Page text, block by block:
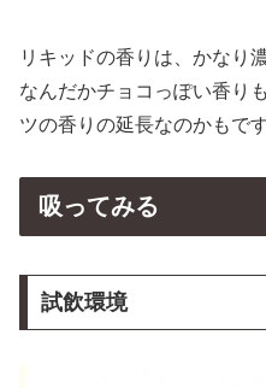
リキッドの香りは、かなり
なんだかチョコっぽい香り
ツの香りの延長なのかもです
吸ってみる
試飲環境